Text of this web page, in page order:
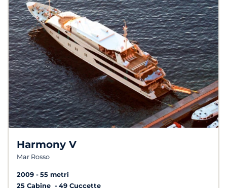
Harmony V
Mar Rosso
2009
55 metri
25 Cabine
49 Cuccette